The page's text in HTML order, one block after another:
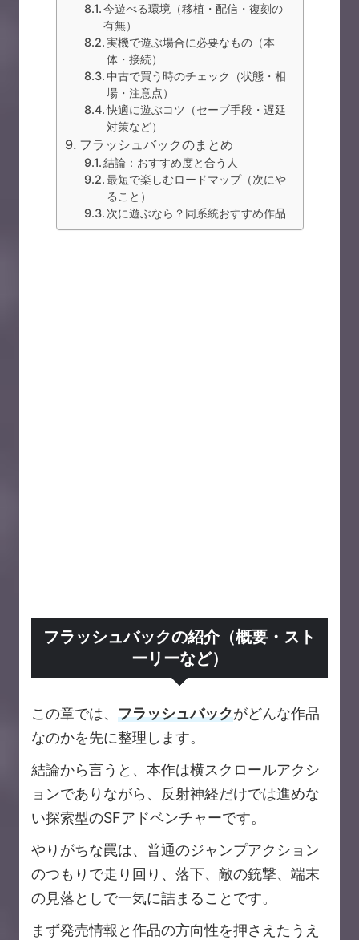
今遊べる環境（移植・配信・復刻の
有無）
実機で遊ぶ場合に必要なもの（本
体・接続）
中古で買う時のチェック（状態・相
場・注意点）
快適に遊ぶコツ（セーブ手段・遅延
対策など）
フラッシュバックのまとめ
結論：おすすめ度と合う人
最短で楽しむロードマップ（次にや
ること）
次に遊ぶなら？同系統おすすめ作品
フラッシュバックの紹介（概要・スト
ーリーなど）
この章では、 フラッシュバックがどんな作品
なのかを先に整理します。
結論から言うと、本作は横スクロールアクシ
ョンでありながら、反射神経だけでは進めな
い探索型のSFアドベンチャーです。
やりがちな罠は、普通のジャンプアクション
のつもりで走り回り、落下、敵の銃撃、端末
の見落としで一気に詰まることです。
まず発売情報と作品の方向性を押さえたうえ